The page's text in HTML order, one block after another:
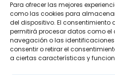
Para ofrecer las mejores
como las cookies para
del dispositivo. El consentimiento
permitirá procesar datos como
navegación o las identificaciones
consentir o retirar el
a ciertas características y
Plataforma 2.0
Acceso Cursos UNIR